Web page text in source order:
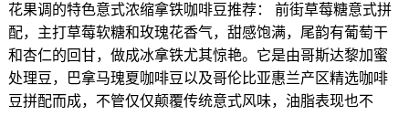
花果调的特色意式浓缩拿铁咖啡豆推荐： 前街草莓糖意式拼
配，主打草莓软糖和玫瑰花香气，甜感饱满，尾韵有葡萄干
和杏仁的回甘，做成冰拿铁尤其惊艳。它是由哥斯达黎加蜜
处理豆，巴拿马瑰夏咖啡豆以及哥伦比亚惠兰产区精选咖啡
豆拼配而成，不管仅仅颠覆传统意式风味，油脂表现也不